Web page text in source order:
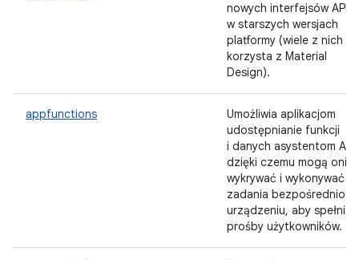
nowych interfejsów API
w starszych wersjach
platformy (wiele z nich
korzysta z Material
Design).
appfunctions
Umożliwia aplikacjom
udostępnianie funkcji
i danych asystentom AI,
dzięki czemu mogą oni
wykrywać i wykonywać
zadania bezpośrednio
urządzeniu, aby spełniać
prośby użytkowników.